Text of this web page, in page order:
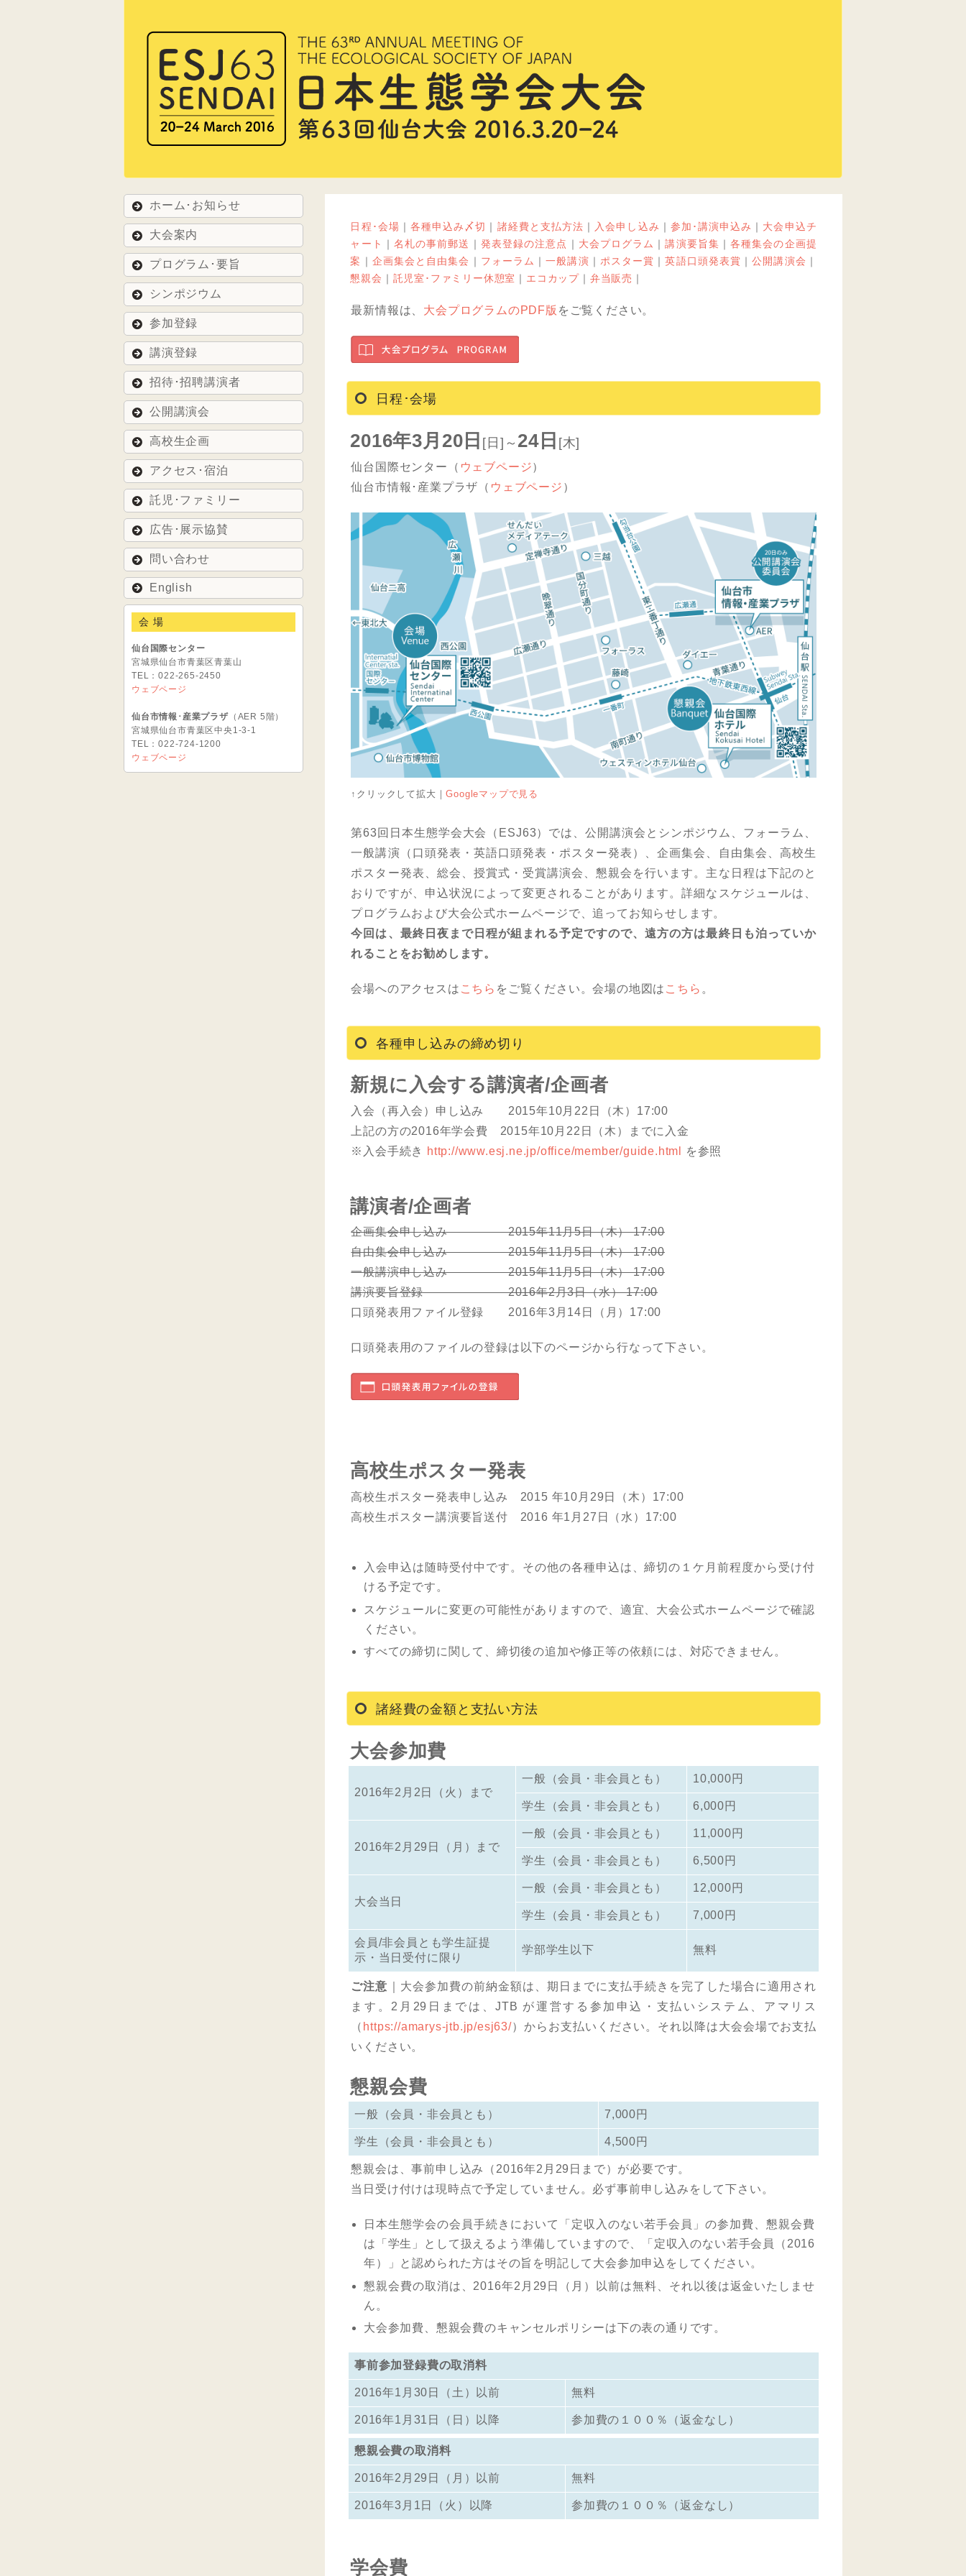
日程･会場 各種申込み〆切 諸経費と支払方法 入会申し込み 参加･講演申込み
大会申込チ
ャート
名札の事前郵送 発表登録の注意点 大会プログラム ｜講演要旨集 ｜各種集会の企画提
案
企画集会と自由集会 フォーラム ｜一般講演 ポスター賞 ｜英語口頭発表賞 ｜公開講演会
懇親会
託児室･ファミリー休憩室 エコカップ 弁当販売
最新情報は、 大会プログラムのPDF版 をご覧ください。
日程･会場
2016年3月20日 [日]～ 24日 [木]
仙台国際センター（ ウェブページ）
仙台市情報･産業プラザ（ ウェブページ ）
↑クリックして拡大｜Googleマップで見る
第63回日本生態学会大会（ESJ63）では、公開講演会とシンポジウム、フォーラム、
一般講演（口頭発表・英語口頭発表・ポスター発表）、企画集会、自由集会、高校生
ポスター発表、総会、授賞式・受賞講演会、懇親会を行います。主な日程は下記のと
おりですが、申込状況によって変更されることがあります。詳細なスケジュールは、
プログラムおよび大会公式ホームページで、追ってお知らせします。
今回は、最終日夜まで日程が組まれる予定ですので、遠方の方は最終日も泊っていか
れることをお勧めします。
会場へのアクセスは こちら をご覧ください。会場の地図は こちら 。
各種申し込みの締め切り
新規に入会する講演者/企画者
入会（再入会）申し込み 2015年10月22日（木）17:00
上記の方の2016年学会費 2015年10月22日（木）までに入金
※入会手続き
http://www.esj.ne.jp/office/member/guide.html を参照
講演者/企画者
企画集会申し込み 2015年11月5日（木） 17:00
自由集会申し込み 2015年11月5日（木） 17:00
一般講演申し込み 2015年11月5日（木） 17:00
講演要旨登録 2016年2月3日（水） 17:00
口頭発表用ファイル登録 2016年3月14日（月）17:00
口頭発表用のファイルの登録は以下のページから行なって下さい。
高校生ポスター発表
高校生ポスター発表申し込み 2015 年10月29日（木）17:00
高校生ポスター講演要旨送付 2016 年1月27日（水）17:00
入会申込は随時受付中です。その他の各種申込は、締切の１ケ月前程度から受け付
ける予定です。
スケジュールに変更の可能性がありますので、適宜、大会公式ホームページで確認
ください。
すべての締切に関して、締切後の追加や修正等の依頼には、対応できません。
諸経費の金額と支払い方法
大会参加費
2016年2月2日（火）まで
一般（会員・非会員とも） 10,000円
学生（会員・非会員とも） 6,000円
2016年2月29日（月）まで
一般（会員・非会員とも） 11,000円
学生（会員・非会員とも） 6,500円
大会当日
一般（会員・非会員とも） 12,000円
学生（会員・非会員とも） 7,000円
会員/非会員とも学生証提
示・当日受付に限り
学部学生以下 無料
ご注意 ｜大会参加費の前納金額は、期日までに支払手続きを完了した場合に適用され
ます。2月29日までは、JTB が運営する参加申込・支払いシステム、アマリス
（ https://amarys-jtb.jp/esj63/）からお支払いください。それ以降は大会会場でお支払
いください。
懇親会費
一般（会員・非会員とも） 7,000円
学生（会員・非会員とも） 4,500円
懇親会は、事前申し込み（2016年2月29日まで）が必要です。
当日受け付けは現時点で予定していません。必ず事前申し込みをして下さい。
日本生態学会の会員手続きにおいて「定収入のない若手会員」の参加費、懇親会費
は「学生」として扱えるよう準備していますので、「定収入のない若手会員（2016
年）」と認められた方はその旨を明記して大会参加申込をしてください。
懇親会費の取消は、2016年2月29日（月）以前は無料、それ以後は返金いたしませ
ん。
大会参加費、懇親会費のキャンセルポリシーは下の表の通りです。
事前参加登録費の取消料
2016年1月30日（土）以前 無料
2016年1月31日（日）以降 参加費の１００％（返金なし）
懇親会費の取消料
2016年2月29日（月）以前 無料
2016年3月1日（火）以降 参加費の１００％（返金なし）
学会費
ホーム･お知らせ
大会案内
プログラム･要旨
シンポジウム
参加登録
講演登録
招待･招聘講演者
公開講演会
高校生企画
アクセス･宿泊
託児･ファミリー
広告･展示協賛
問い合わせ
English
会 場
仙台国際センター
宮城県仙台市青葉区青葉山
TEL：022-265-2450
ウェブページ
仙台市情報･産業プラザ（AER 5階）
宮城県仙台市青葉区中央1-3-1
TEL：022-724-1200
ウェブページ